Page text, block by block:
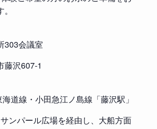
303会議室
藤沢607-1
道線・小田急江ノ島線「藤沢駅」
ンパール広場を経由し、大船方面